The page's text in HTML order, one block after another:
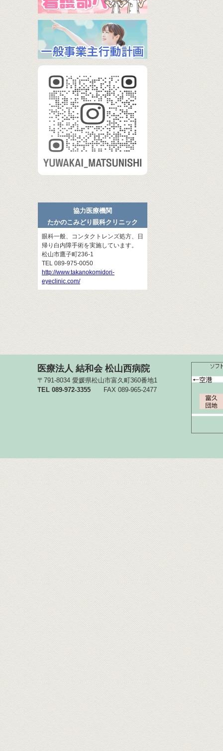
協力医療機関
たかのこみどり眼科クリニック
眼科一般、コンタクトレンズ処方、日
帰り白内障手術を実施しています。
松山市鷹子町236-1
TEL 089-975-0050
http://www.takanokomidori-
eyeclinic.com/
医療法人 結和会 松山西病院
〒791-8034 愛媛県松山市富久町360番地1
TEL 089-972-3355 FAX 089-965-2477